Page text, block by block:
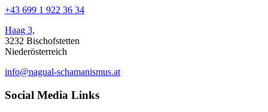
+43 699 1 922 36 34
Haag 3,
3232 Bischofstetten
Niederösterreich
info@nagual-schamanismus.at
Social Media Links